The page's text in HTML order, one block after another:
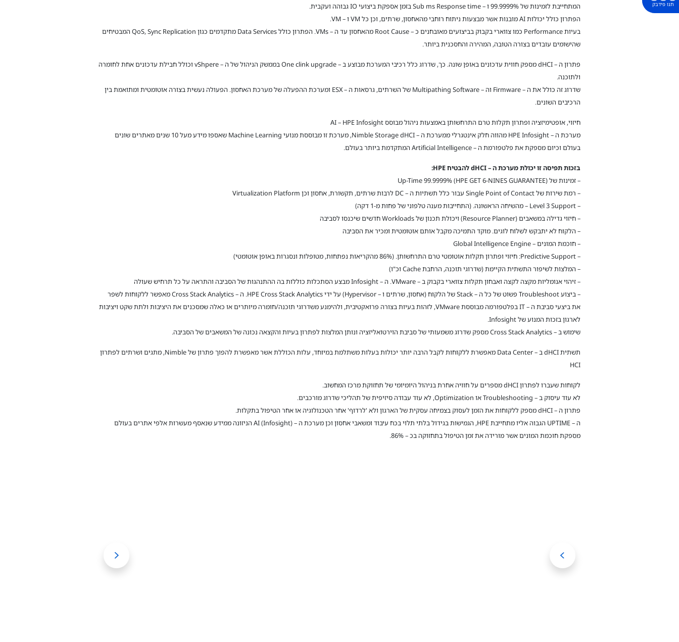
תנו פידבק
המתחייבת לזמינות של 99.9999% ו – Sub ms Response time בזמן אספקת ביצועי IO גבוהה ועקבית.
הפתרון כולל יכולות AI מובנות אשר מבצעות ניתוח רוחבי מהאחסון, שרתים, וכן כל VM ו – VM.
בעיות Performance כמו צווארי בקבוק בביצועים מאובחנים כ – Root Cause מהאחסון עד ה – VMs. הפתרון כולל Data Services מתקדמים כגון QoS, Sync Replication המבטיחים
שהישומים עובדים בצורה הטובה, המהירה והחסכנית ביותר.
פתרון ה – dHCI מספק חווית עדכונים באופן שונה. כך, שדרוג כלל רכיבי המערכת מבוצע ב – One clink upgrade בממשק הניהול של ה – vShpere וכולל חבילת עדכונים אחת לחומרה
ולתוכנה.
שדרוג זה כולל את ה – Firmware וה – Multipathing Software של השרתים, גרסאות ה – ESX ומערכת ההפעלה של מערכת האחסון. הפעולה נעשית בצורה אוטומטית ומתואמת בין
הרכיבים השונים.
חיזוי, אופטימיזציה ופתרון תקלות טרם התרחשותן באמצעות ניהול מבוסס AI – HPE Infosight
מערכת ה – HPE Infosight מהווה חלק אינטגרלי ממערכת ה – Nimble Storage dHCI, מערכת זו מבוססת מנועי Machine Learning שאספו מידע מעל 10 שנים מאתרים שונים
בעולם וכיום מספקת את פלטפורמת ה – Artificial Intelligence המתקדמת ביותר בעולם.
בזכות תפיסה זו יכולת מערכת ה – dHCI להבטיח HPE:
– זמינות של Up-Time 99.9999% (HPE GET 6-NINES GUARANTEE)
– רמת שירות של Single Point of Contact עבור כלל תשתיות ה – DC לרבות שרתים, תקשורת, אחסון וכן Virtualization Platform
– Level 3 Support – מהשיחה הראשונה. (התחייבות מענה טלפוני של פחות מ-1 דקה)
– חיזוי גדילה במשאבים (Resource Planner) ויכולת תכנון של Workloads חדשים שיכנסו לסביבה
– הלקוח לא יתבקש לשלוח לוגים. מוקד התמיכה מקבל אותם אוטומטית ומכיר את הסביבה
– חוכמת המונים – Global Intelligence Engine
– Predictive Support: חיזוי ופתרון תקלות אוטומטי טרם התרחשותן. (86% מהקריאות נפתחות, מטופלות ונסגרות באופן אוטומטי)
– המלצות לשיפור התשתית הקיימת (שדרוגי תוכנה, הרחבת Cache וכ"ו)
– זיהוי אנומליות מקצה לקצה ואבחון תקלות צווארי בקבוק ב – VMware. ה – Infosight מבצע הסתכלות כוללות בה ההתנהגות של הסביבה והתראה על כל תרחיש שעולה
– ביצוע Troubleshoot פשוט של כל ה – Stack של הלקוח (אחסון, שרתים ו – Hypervisor) על ידי HPE Cross Stack Analytics. ה – Cross Stack Analytics מאפשר ללקוחות לשפר
את ביצעי סביבת ה – IT בפלטפורמה מבוססת VMware, לזהות בעיות בצורה פרואקטיבית, ולהימנע משדרוגי תוכנה/חומרה מיותרים או כאלה שמסכנים את היציבות ולתת שקט ויציבות
לארגון בזכות המנוע של Infosight.
שימוש ב – Cross Stack Analytics מספק שדרוג משמעותי של סביבת הוירטואליזציה ונותן המלצות לפתרון בעיות והקצאה נכונה של המשאבים של הסביבה.
תשתית dHCI ב – Data Center מאפשרת ללקוחות לקבל הרבה יותר יכולות בעלות משתלמת במיוחד, עלות הכוללת אשר מאפשרת להפוך פתרון של Nimble, מתגים ושרתים לפתרון
HCI
לקוחות שעברו לפתרון dHCI מספרים על חוויה אחרת בניהול היומיומי של תחזוקת מרכז המחשוב.
לא עוד עיסוק ב – Troubleshooting או Optimization, לא עוד עבודה סיזיפית של תהליכי שדרוג מורכבים.
פתרון ה – dHCI מספק ללקוחות את הזמן לעסוק בצמיחה עסקית של הארגון ולא 'לרדוף' אחר הטכנולוגיה או אחר הטיפול בתקלות.
ה – UPTIME הגבוה אליו מתחייבת HPE, הגמישות בגידול בלתי תלוי בכח עיבוד ומשאבי אחסון וכן מערכת ה – AI (Infosight) הניזונה ממידע שנאסף מעשרות אלפי אתרים בעולם
מספקת חוכמת המונים אשר מורידה את זמן הטיפול בתחזוקה בכ – 86%.